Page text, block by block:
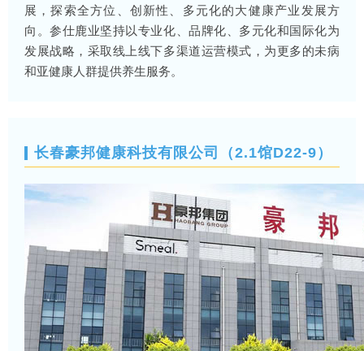
展，探索全方位、创新性、多元化的大健康产业发展方
向。参仕鹿业坚持以专业化、品牌化、多元化和国际化为
发展战略，采取线上线下多渠道运营模式，为更多的未病
和亚健康人群提供养生服务。
长春豪邦健康科技有限公司（2.1馆D22-9）